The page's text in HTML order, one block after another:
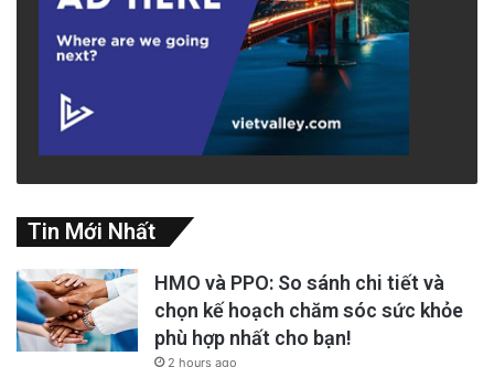
advertisement
Tin Mới Nhất
HMO và PPO: So sánh chi tiết và
chọn kế hoạch chăm sóc sức khỏe
phù hợp nhất cho bạn!
2 hours ago